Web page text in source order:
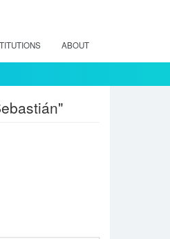
ABOUT